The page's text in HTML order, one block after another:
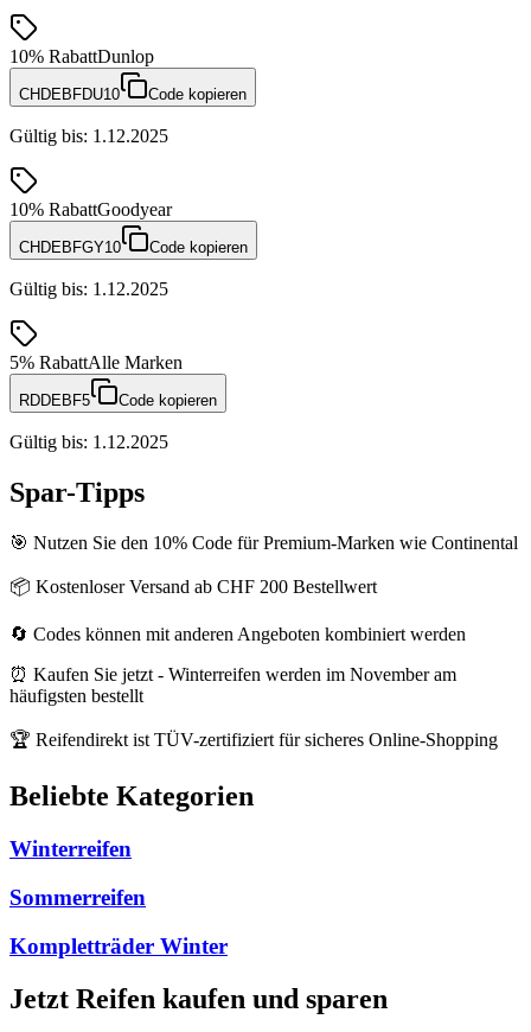
10% RabattDunlop
CHDEBFDU10 Code kopieren
Gültig bis: 1.12.2025
10% RabattGoodyear
CHDEBFGY10 Code kopieren
Gültig bis: 1.12.2025
5% RabattAlle Marken
RDDEBF5 Code kopieren
Gültig bis: 1.12.2025
Spar-Tipps
🎯 Nutzen Sie den 10% Code für Premium-Marken wie Continental
📦 Kostenloser Versand ab CHF 200 Bestellwert
🔄 Codes können mit anderen Angeboten kombiniert werden
⏰ Kaufen Sie jetzt - Winterreifen werden im November am
häufigsten bestellt
🏆 Reifendirekt ist TÜV-zertifiziert für sicheres Online-Shopping
Beliebte Kategorien
Winterreifen
Sommerreifen
Kompletträder Winter
Jetzt Reifen kaufen und sparen